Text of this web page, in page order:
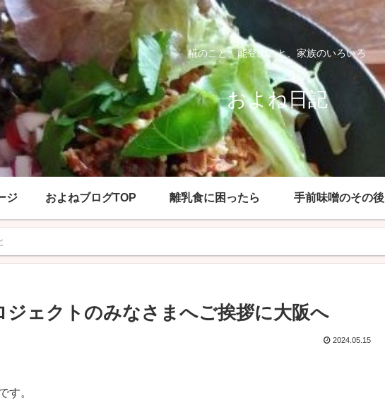
糀のこと、能登のこと、家族のいろいろ
およね日記
ジ およねブログTOP 離乳食に困ったら 手前味噌のその後
ジェクトのみなさまへご挨拶に大阪へ
2024.05.15
す。